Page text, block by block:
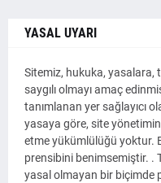
YASAL UYARI
Sitemiz, hukuka, yasalara,
saygılı olmayı amaç
tanımlanan yer sağlayıcı
yasaya göre, site
etme yükümlülüğü yoktur.
prensibini benimsemiştir. .
yasal olmayan bir biçimde